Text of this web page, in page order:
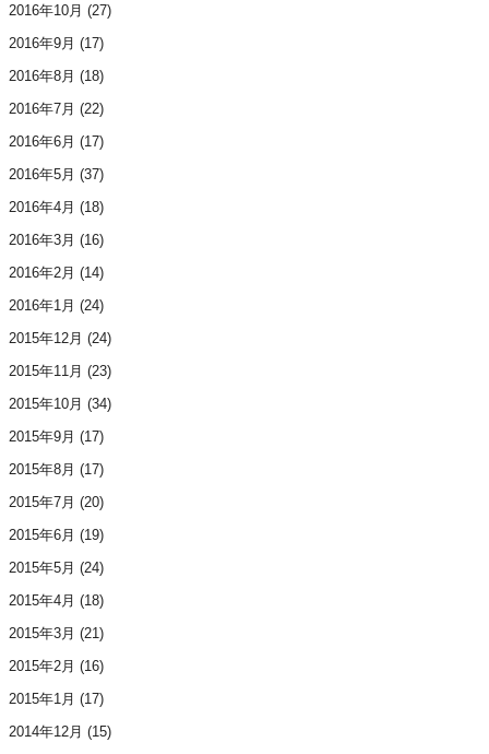
2016年10月 (27)
2016年9月 (17)
2016年8月 (18)
2016年7月 (22)
2016年6月 (17)
2016年5月 (37)
2016年4月 (18)
2016年3月 (16)
2016年2月 (14)
2016年1月 (24)
2015年12月 (24)
2015年11月 (23)
2015年10月 (34)
2015年9月 (17)
2015年8月 (17)
2015年7月 (20)
2015年6月 (19)
2015年5月 (24)
2015年4月 (18)
2015年3月 (21)
2015年2月 (16)
2015年1月 (17)
2014年12月 (15)